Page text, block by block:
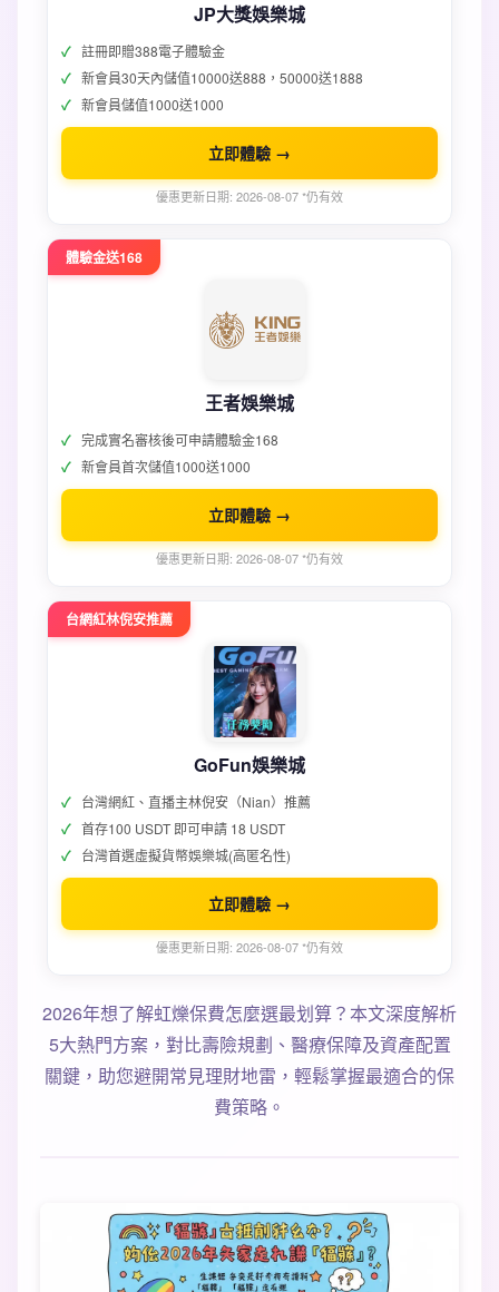
JP大獎娛樂城
註冊即贈388電子體驗金
新會員30天內儲值10000送888，50000送1888
新會員儲值1000送1000
立即體驗 →
優惠更新日期: 2026-08-07 *仍有效
體驗金送168
王者娛樂城
完成實名審核後可申請體驗金168
新會員首次儲值1000送1000
立即體驗 →
優惠更新日期: 2026-08-07 *仍有效
台網紅林倪安推薦
GoFun娛樂城
台灣網紅、直播主林倪安（Nian）推薦
首存100 USDT 即可申請 18 USDT
台灣首選虛擬貨幣娛樂城(高匿名性)
立即體驗 →
優惠更新日期: 2026-08-07 *仍有效
2026年想了解虹爍保費怎麼選最划算？本文深度解析
5大熱門方案，對比壽險規劃、醫療保障及資產配置
關鍵，助您避開常見理財地雷，輕鬆掌握最適合的保
費策略。